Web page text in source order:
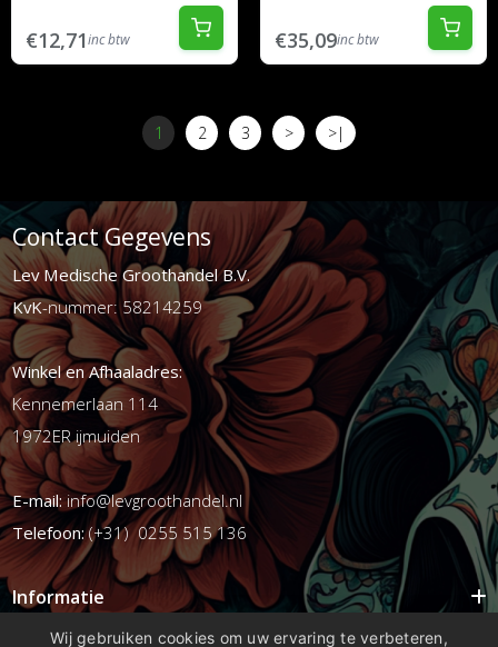
€12,71inc btw €35,09inc btw
1 2 3 > >|
Contact Gegevens
Lev Medische Groothandel B.V.
KvK-nummer: 58214259
Winkel en Afhaaladres:
Kennemerlaan 114
1972ER ijmuiden
E-mail:info@levgroothandel.nl
Telefoon:(+31) 0255 515 136
Informatie
Mijn account
Wij gebruiken cookies om uw ervaring te verbeteren,